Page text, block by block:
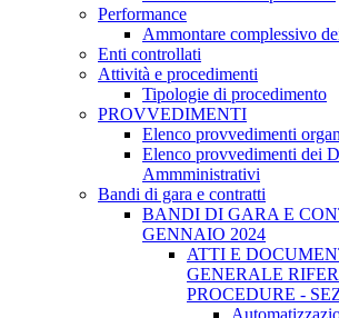
Performance
Ammontare complessivo
Enti controllati
Attività e procedimenti
Tipologie di procedimento
PROVVEDIMENTI
Elenco provvedimenti
Elenco provvedimenti dei
Ammministrativi
Bandi di gara e contratti
BANDI DI GARA E
GENNAIO 2024
ATTI E
GENERALE
PROCEDURE -